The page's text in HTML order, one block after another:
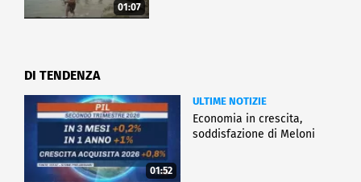
01:07
DI TENDENZA
01:52
ULTIME NOTIZIE
Economia in crescita,
soddisfazione di Meloni